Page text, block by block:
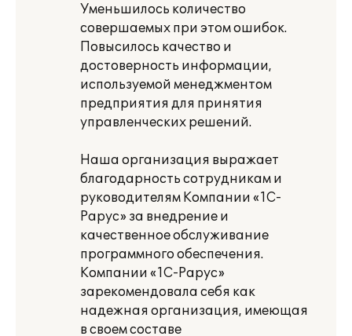
Уменьшилось количество
совершаемых при этом ошибок.
Повысилось качество и
достоверность информации,
используемой менеджментом
предприятия для принятия
управленческих решений.
Наша организация выражает
благодарность сотрудникам и
руководителям Компании «1С-
Рарус» за внедрение и
качественное обслуживание
программного обеспечения.
Компании «1С-Рарус»
зарекомендовала себя как
надежная организация, имеющая
в своем составе